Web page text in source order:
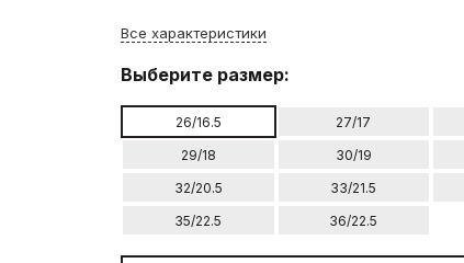
Все характеристики
Выберите размер:
26/16.5 27/17
29/18
30/19
32/20.5
33/21.5
35/22.5
36/22.5